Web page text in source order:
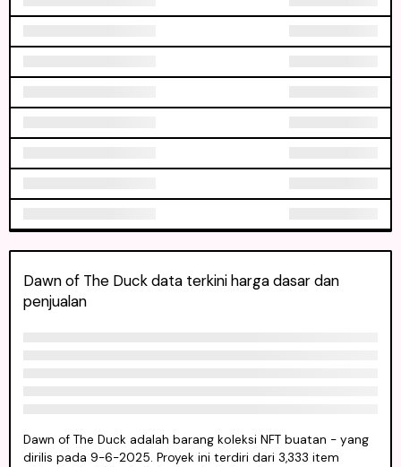
Dawn of The Duck data terkini harga dasar dan
penjualan
Dawn of The Duck adalah barang koleksi NFT buatan - yang
dirilis pada 9-6-2025. Proyek ini terdiri dari 3,333 item